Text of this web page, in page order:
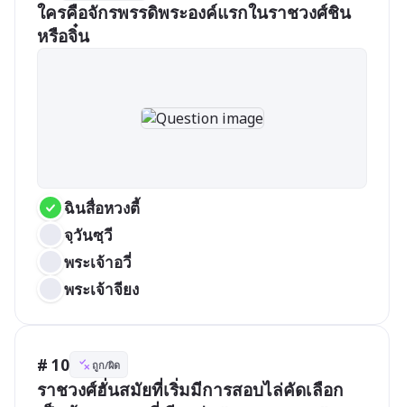
ใครคือจักรพรรดิพระองค์แรกในราชวงศ์ชิน
หรือจิ๋น
ฉินสื่อหวงตี้
จฺวันซฺวี
พระเจ้าอวี่
พระเจ้าจียง
# 10 ถูก/ผิด
ราชวงศ์ฮั่นสมัยที่เริ่มมีการสอบไล่คัดเลือก